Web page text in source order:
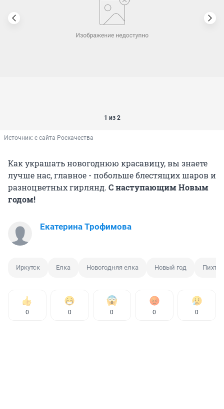
1 из 2
Источник: с сайта Роскачества
Как украшать новогоднюю красавицу, вы знаете
лучше нас, главное - побольше блестящих шаров и
разноцветных гирлянд. С наступающим Новым
годом!
Екатерина Трофимова
Иркутск Елка Новогодняя елка Новый год Пихта
0 0 0 0 0